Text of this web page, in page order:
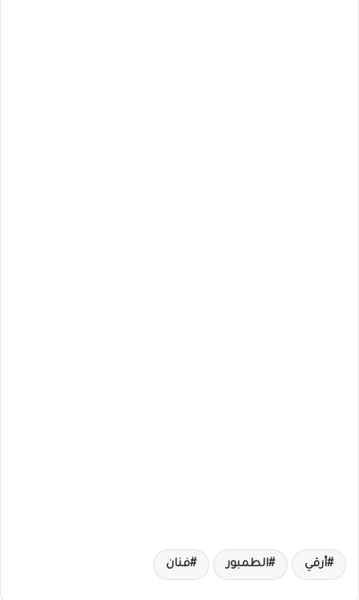
أرقي الطمبور فنان